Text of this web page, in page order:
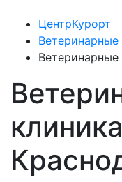
ЦентрКурорт
Ветеринарные